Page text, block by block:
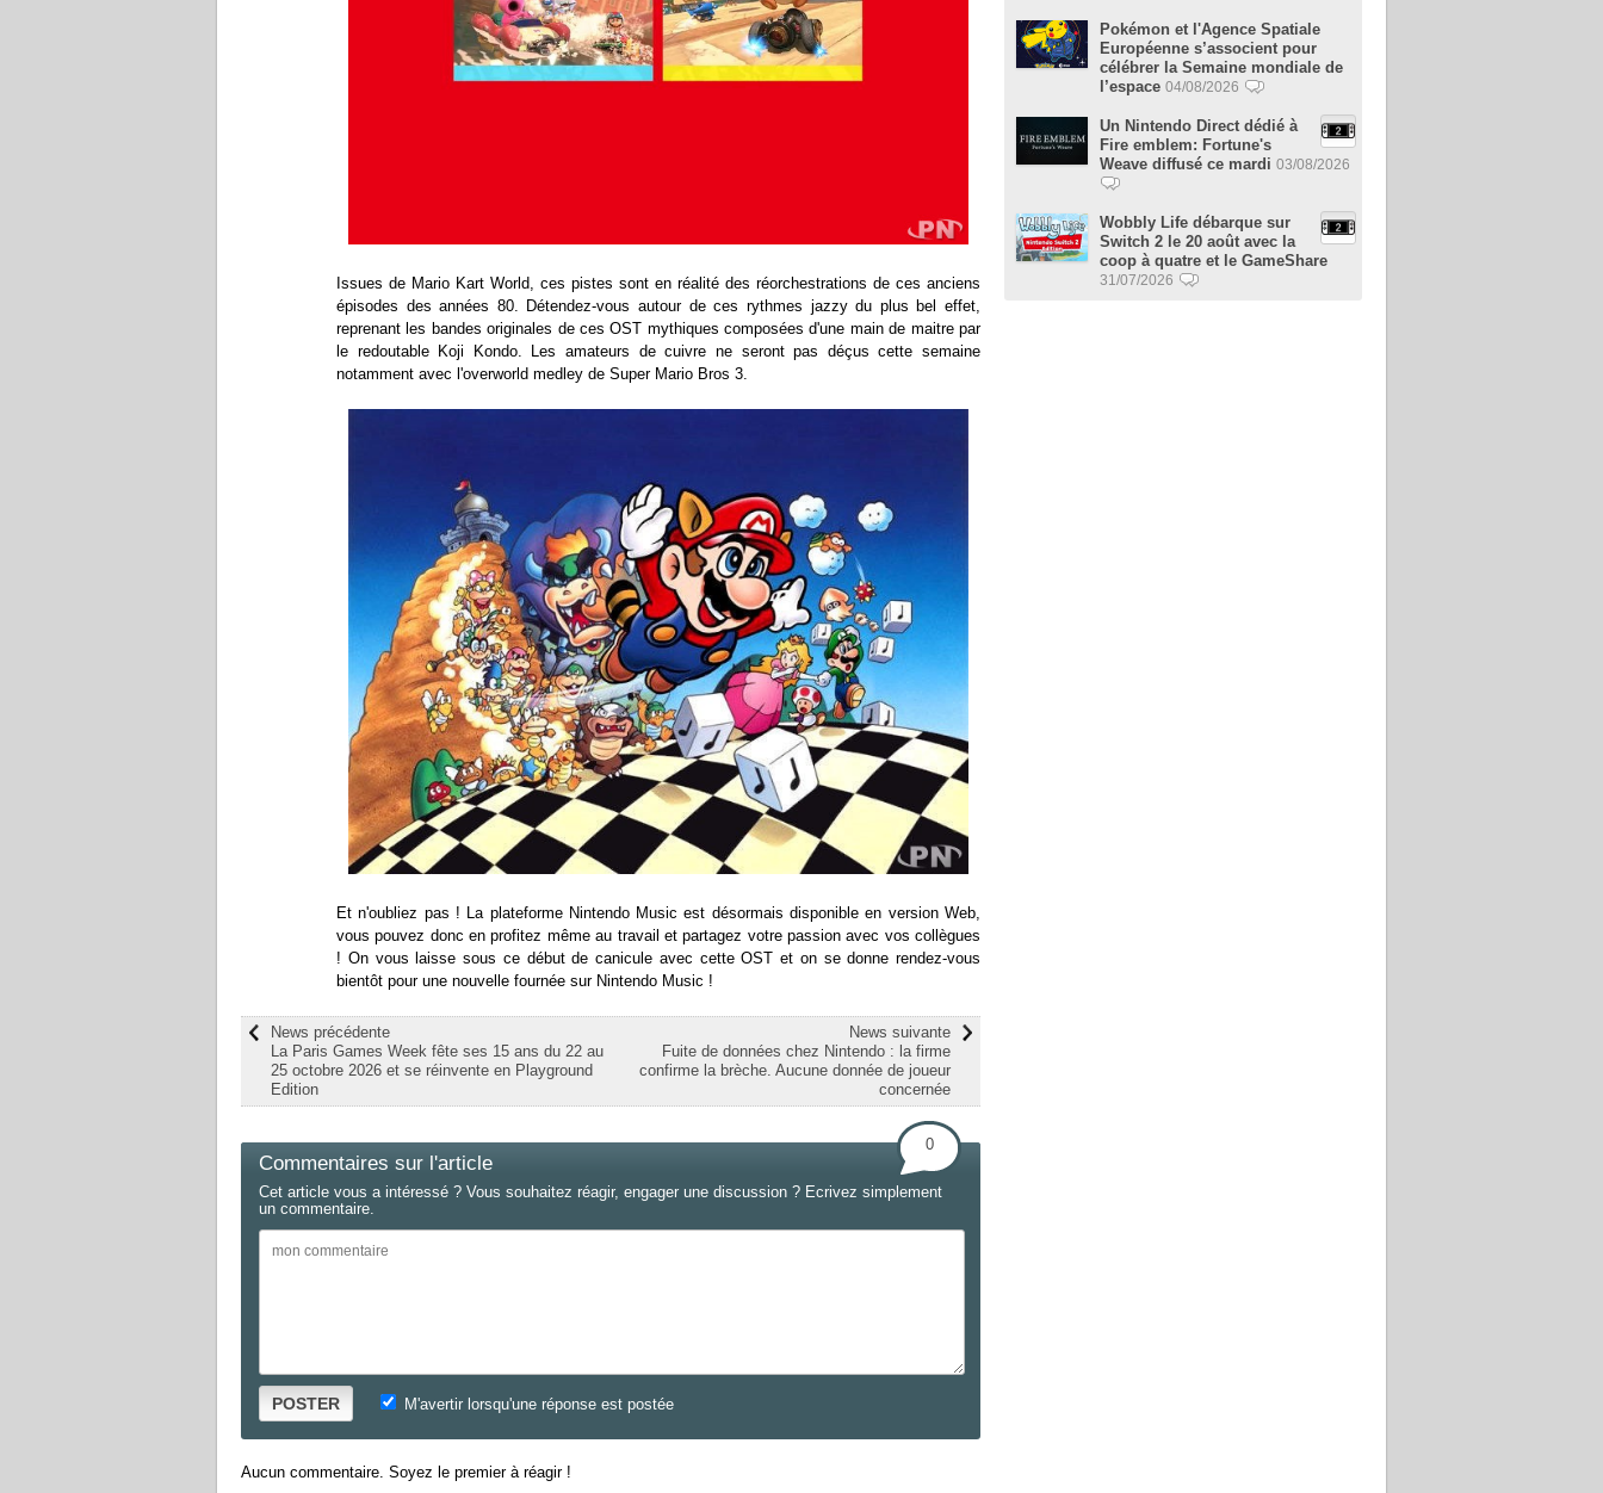
Issues de Mario Kart World, ces pistes sont en réalité des réorchestrations de ces anciens
épisodes des années 80. Détendez-vous autour de ces rythmes jazzy du plus bel effet,
reprenant les bandes originales de ces OST mythiques composées d'une main de maitre par
le redoutable Koji Kondo. Les amateurs de cuivre ne seront pas déçus cette semaine
notamment avec l'overworld medley de Super Mario Bros 3.
Et n'oubliez pas ! La plateforme Nintendo Music est désormais disponible en version Web,
vous pouvez donc en profitez même au travail et partagez votre passion avec vos collègues
! On vous laisse sous ce début de canicule avec cette OST et on se donne rendez-vous
bientôt pour une nouvelle fournée sur Nintendo Music !
News suivante
Fuite de données chez Nintendo : la firme
confirme la brèche. Aucune donnée de joueur
concernée
News précédente
La Paris Games Week fête ses 15 ans du 22 au
25 octobre 2026 et se réinvente en Playground
Edition
Commentaires sur l'article
0
Cet article vous a intéressé ? Vous souhaitez réagir, engager une discussion ? Ecrivez simplement
un commentaire.
POSTER M'avertir lorsqu'une réponse est postée
Aucun commentaire. Soyez le premier à réagir !
Pokémon et l'Agence Spatiale
Européenne s’associent pour
célébrer la Semaine mondiale de
l’espace 04/08/2026
Un Nintendo Direct dédié à
Fire emblem: Fortune's
Weave diffusé ce mardi 03/08/2026
Wobbly Life débarque sur
Switch 2 le 20 août avec la
coop à quatre et le GameShare
31/07/2026